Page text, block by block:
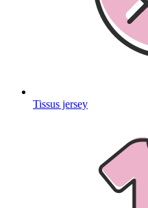
Tissus jersey